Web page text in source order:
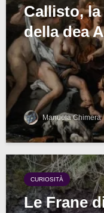
Callisto,
della dea
Manuela Chimera
CURIOSITÀ
Le Frane